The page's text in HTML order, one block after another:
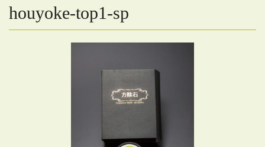
houyoke-top1-sp